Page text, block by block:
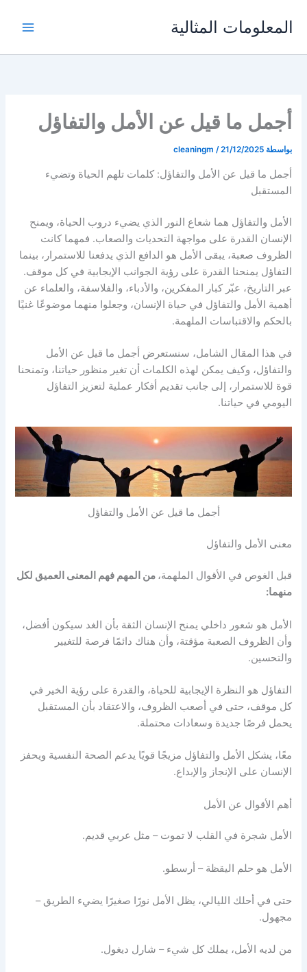
المعلومات المثالية
أجمل ما قيل عن الأمل والتفاؤل
بواسطة cleaningm /21/12/2025
أجمل ما قيل عن الأمل والتفاؤل: كلمات تلهم الحياة وتضيء
المستقبل
الأمل والتفاؤل هما شعاع النور الذي يضيء دروب الحياة، ويمنح
الإنسان القدرة على مواجهة التحديات والصعاب. فمهما كانت
الظروف صعبة، يبقى الأمل هو الدافع الذي يدفعنا للاستمرار، بينما
التفاؤل يمنحنا القدرة على رؤية الجوانب الإيجابية في كل موقف.
عبر التاريخ، عبّر كبار المفكرين، والأدباء، والفلاسفة، والعلماء عن
أهمية الأمل والتفاؤل في حياة الإنسان، وجعلوا منهما موضوعًا غنيًا
بالحكم والاقتباسات الملهمة.
في هذا المقال الشامل، سنستعرض أجمل ما قيل عن الأمل
والتفاؤل، وكيف يمكن لهذه الكلمات أن تغير منظور حياتنا، وتمنحنا
قوة للاستمرار، إلى جانب تقديم أفكار عملية لتعزيز التفاؤل
اليومي في حياتنا.
أجمل ما قيل عن الأمل والتفاؤل
معنى الأمل والتفاؤل
قبل الغوص في الأقوال الملهمة، من المهم فهم المعنى العميق لكل
منهما:
الأمل هو شعور داخلي يمنح الإنسان الثقة بأن الغد سيكون أفضل،
وأن الظروف الصعبة مؤقتة، وأن هناك دائمًا فرصة للتغيير
والتحسين.
التفاؤل هو النظرة الإيجابية للحياة، والقدرة على رؤية الخير في
كل موقف، حتى في أصعب الظروف، والاعتقاد بأن المستقبل
يحمل فرصًا جديدة وسعادات محتملة.
معًا، يشكل الأمل والتفاؤل مزيجًا قويًا يدعم الصحة النفسية ويحفز
الإنسان على الإنجاز والإبداع.
أهم الأقوال عن الأمل
الأمل شجرة في القلب لا تموت – مثل عربي قديم.
الأمل هو حلم اليقظة – أرسطو.
حتى في أحلك الليالي، يظل الأمل نورًا صغيرًا يضيء الطريق –
مجهول.
من لديه الأمل، يملك كل شيء – شارل ديغول.